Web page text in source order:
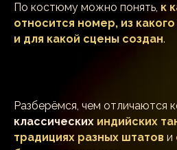
По костюму можно понять, к
относится номер, из
и для какой сцены создан.
Разберёмся, чем отличаются
классических индийских
традициях разных штатов и